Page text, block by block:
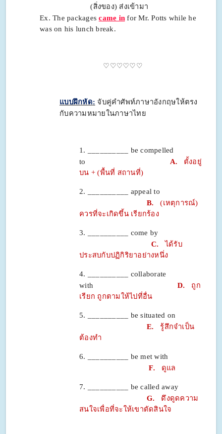
(สิ่งของ) ส่งเข้ามา
Ex. The packagescame in for Mr. Potts while he
was on his lunch break.
♡♡♡♡♡♡
แบบฝึกหัด: จับคู่คำศัพท์ภาษาอังกฤษให้ตรง
กับความหมายในภาษาไทย
1.
__________ be compelled
to A. ตั้งอยู่
บน + (พื้นที่ สถานที่)
2. __________ appeal to
B. (เหตุการณ์)
ควรที่จะเกิดขึ้น เรียกร้อง
3. __________ come by
C. ได้รับ
ประสบกับปฏิกิริยาอย่างหนึ่ง
4. __________ collaborate
with D. ถูก
เรียก ถูกตามให้ไปที่อื่น
5. __________ be situated on
E. รู้สึกจำเป็น
ต้องทำ
6. __________ be met with
F. ดูแล
7. __________ be called away
G. ดึงดูดความ
สนใจเพื่อที่จะให้เขาตัดสินใจ